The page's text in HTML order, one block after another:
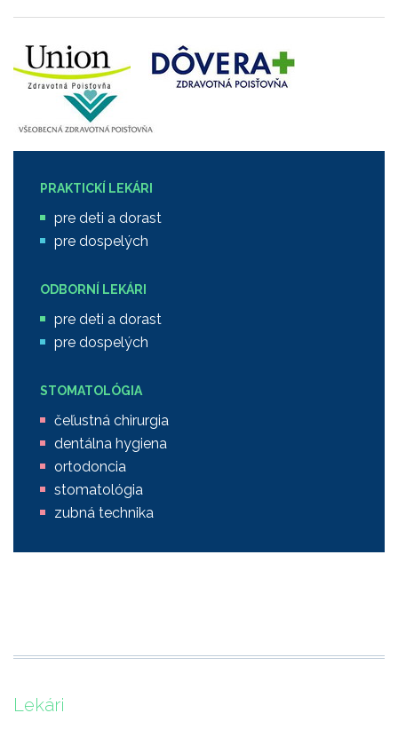
PRAKTICKÍ LEKÁRI
pre deti a dorast
pre dospelých
ODBORNÍ LEKÁRI
pre deti a dorast
pre dospelých
STOMATOLÓGIA
čeľustná chirurgia
dentálna hygiena
ortodoncia
stomatológia
zubná technika
Lekári